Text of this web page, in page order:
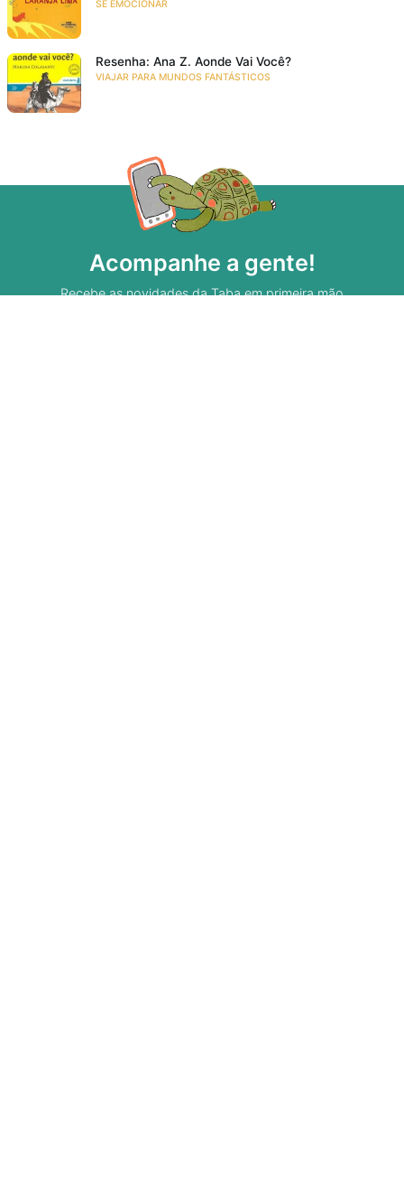
SE EMOCIONAR
Resenha: Ana Z. Aonde Vai Você?
VIAJAR PARA MUNDOS FANTÁSTICOS
Acompanhe a gente!
Recebe as novidades da Taba em primeira mão